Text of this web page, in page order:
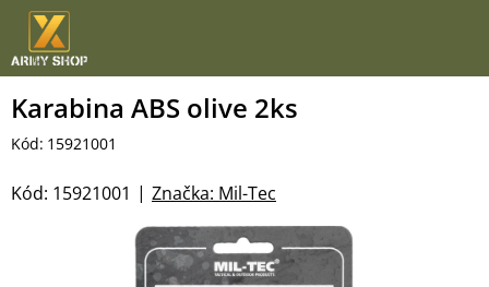
Přejít
obsah
Karabina ABS olive 2ks
Kód: 15921001
Značka: Mil-Tec
Kód: 15921001